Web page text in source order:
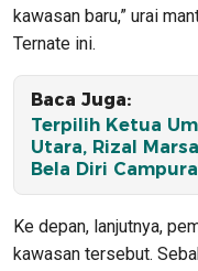
kawasan baru,” urai
Ternate ini.
Baca Juga:
Terpilih Ketua
Utara, Rizal
Bela Diri
Ke depan, lanjutnya,
kawasan tersebut.